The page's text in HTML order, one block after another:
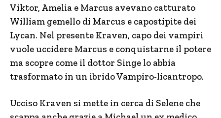
Viktor, Amelia e Marcus avevano catturato
William gemello di Marcus e capostipite dei
Lycan. Nel presente Kraven, capo dei vampiri
vuole uccidere Marcus e conquistarne il potere
ma scopre come il dottor Singe lo abbia
trasformato in un ibrido Vampiro-licantropo.
Ucciso Kraven si mette in cerca di Selene che